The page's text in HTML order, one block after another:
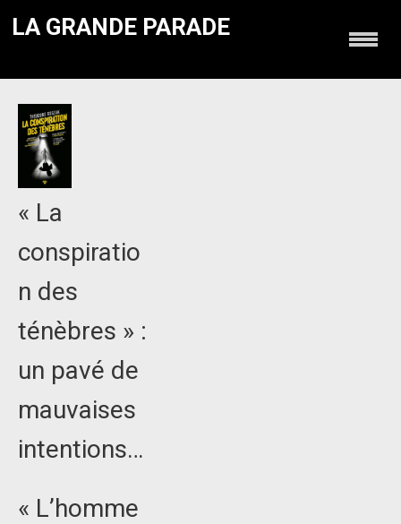
LA GRANDE PARADE
« La
conspiratio
n des
ténèbres » :
un pavé de
mauvaises
intentions…
« L’homme